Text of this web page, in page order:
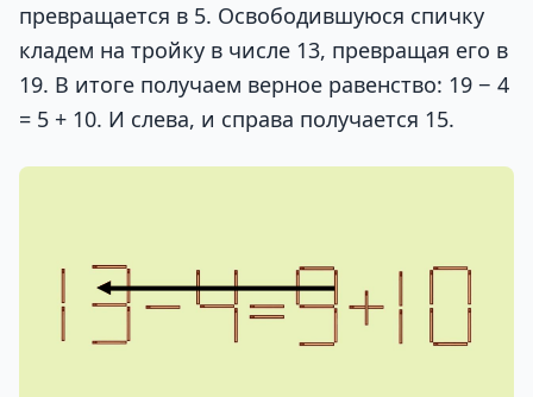
превращается в 5. Освободившуюся спичку
кладем на тройку в числе 13, превращая его в
19. В итоге получаем верное равенство: 19 − 4
= 5 + 10. И слева, и справа получается 15.